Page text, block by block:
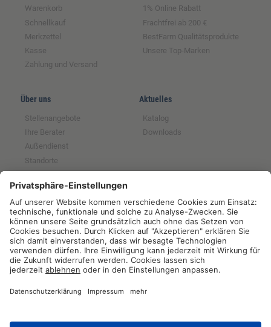
Warenkorb
Schnellkauf
Merkzettel
Kasse
Zahlung und Versand
1% Online Rabatt
Frachtfrei ab 200 €
BestFarm Qualitätsprodukte
Unsere Top-Marken
Über uns
Stellenangebote
Ihre Berater
Außendienst
Standorte
Aktuelles
Katalog
Downloads
Partnerschaften
Tochter der GFS SCE
Mitglied im BRS
Partner der RUW
Partner der Qnetics
Rechtliches
Impressum
Datenschutz
Widerrufsrecht
AGB
Batterieentsorgung